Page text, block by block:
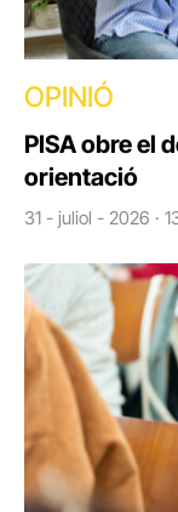
OPINIÓ
PISA obre el
orientació
31 - juliol - 2026 ·